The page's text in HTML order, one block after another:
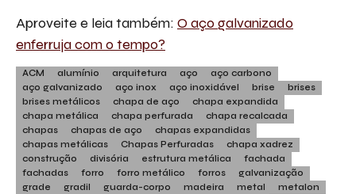
Aproveite e leia também: O aço galvanizado
enferruja com o tempo?
ACM alumínio arquitetura aço
aço carbono
aço galvanizado
aço inox aço inoxidável brise
brises
brises metálicos
chapa de aço
chapa expandida
chapa metálica
chapa perfurada
chapa recalcada
chapas
chapas de aço
chapas expandidas
chapas metálicas
Chapas Perfuradas
chapa xadrez
construção
divisória estrutura metálica
fachada
fachadas
forro forro metálico forros
galvanização
grade
gradil guarda-corpo madeira metal
metalon